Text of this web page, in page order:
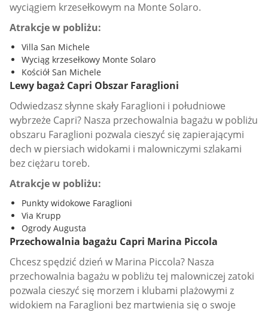
wyciągiem krzesełkowym na Monte Solaro.
Atrakcje w pobliżu:
Villa San Michele
Wyciąg krzesełkowy Monte Solaro
Kościół San Michele
Lewy bagaż Capri Obszar Faraglioni
Odwiedzasz słynne skały Faraglioni i południowe
wybrzeże Capri? Nasza przechowalnia bagażu w pobliżu
obszaru Faraglioni pozwala cieszyć się zapierającymi
dech w piersiach widokami i malowniczymi szlakami
bez ciężaru toreb.
Atrakcje w pobliżu:
Punkty widokowe Faraglioni
Via Krupp
Ogrody Augusta
Przechowalnia bagażu Capri Marina Piccola
Chcesz spędzić dzień w Marina Piccola? Nasza
przechowalnia bagażu w pobliżu tej malowniczej zatoki
pozwala cieszyć się morzem i klubami plażowymi z
widokiem na Faraglioni bez martwienia się o swoje